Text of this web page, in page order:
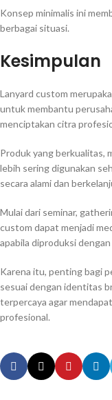
Konsep minimalis ini
berbagai situasi.
Kesimpulan
Lanyard custom
untuk membantu
menciptakan citra
Produk yang berkualitas,
lebih sering digunakan
secara alami dan
Mulai dari seminar,
custom dapat menjadi
apabila diproduksi
Karena itu, penting bagi
sesuai dengan identitas
terpercaya agar
profesional.